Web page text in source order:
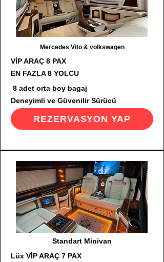
Mercedes Vito & volkswagen
VİP ARAÇ 8 PAX
EN FAZLA 8 YOLCU
8 adet orta boy bagaj
Deneyimli ve Güvenilir Sürücü
REZERVASYON YAP
Standart Minivan
Lüx VİP ARAÇ 7 PAX